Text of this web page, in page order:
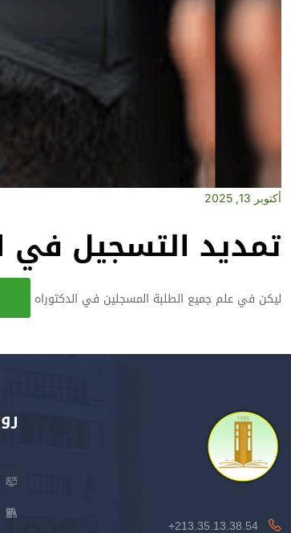
أكتوبر 13, 2025
تمديد التسجيل في
ليكن في علم جميع الطلبة المسجلين في الدكتوراه
213.35.13.38.54+